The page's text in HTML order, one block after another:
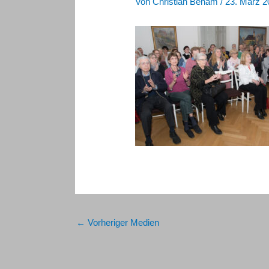
← Vorheriger Medien